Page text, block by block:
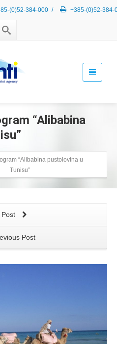
(0)52-384-000 / +385-(0)52-
“Alibabina
“Alibabina pustolovina u
Tunisu”
Post
Post